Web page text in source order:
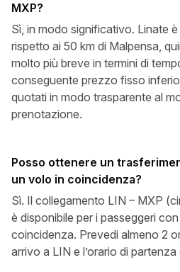
MXP?
Sì, in modo significativo. Linate
rispetto ai 50 km di Malpensa,
molto più breve in termini di
conseguente prezzo fisso
quotati in modo trasparente al
prenotazione.
Posso ottenere un
un volo in coincidenza?
Sì. Il collegamento LIN – MXP
è disponibile per i passeggeri
coincidenza. Prevedi almeno 2
arrivo a LIN e l’orario di partenza